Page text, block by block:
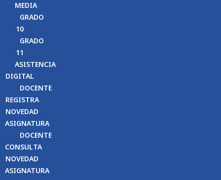
MEDIA
GRADO
10
GRADO
11
ASISTENCIA
DIGITAL
DOCENTE
REGISTRA
NOVEDAD
ASIGNATURA
DOCENTE
CONSULTA
NOVEDAD
ASIGNATURA